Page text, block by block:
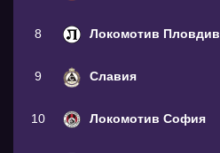
8 Локомотив Пловдив
9 Славия
10 Локомотив София